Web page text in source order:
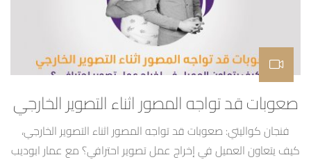
صعوبات قد تواجه المصور اثناء التصوير الخارجي
فنجان كواليتي: صعوبات قد تواجه المصور اثناء التصوير الخارجي،
كيف يتعاون العميل في إخراج عمل تصوير احترافي؟ مع عمار ابوديب